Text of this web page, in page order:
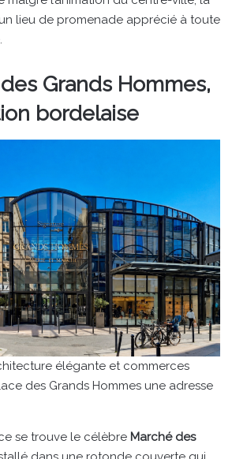
lieu de promenade apprécié à toute
Grands Hommes,
bordelaise
élégante et commerces
des Grands Hommes une adresse
se trouve le célèbre Marché des